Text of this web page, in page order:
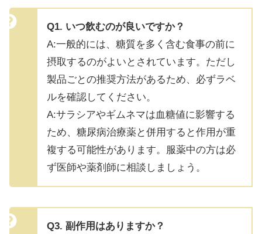
Q1. いつ飲むのが良いですか？
A:一般的には、糖質を多く含む食事の前に
摂取するのがよいとされています。ただし
製品ごとの推奨方法があるため、必ずラベ
ルを確認してください。
A:サラシアやギムネマは血糖値に影響する
ため、糖尿病治療薬と併用すると作用が重
複する可能性があります。服薬中の方は必
ず医師や薬剤師に相談しましょう。
Q3. 副作用はありますか？